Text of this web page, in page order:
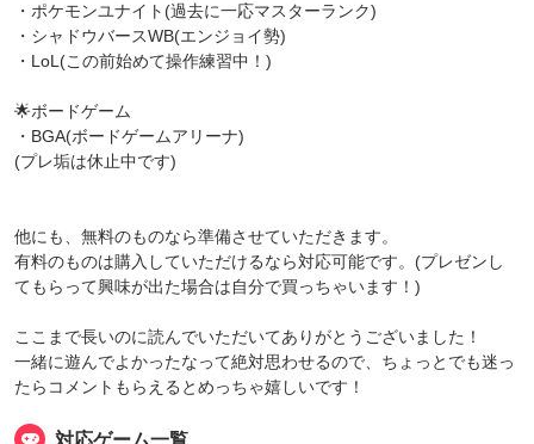
・ポケモンユナイト(過去に一応マスターランク)
・シャドウバースWB(エンジョイ勢)
・LoL(この前始めて操作練習中！)
🌟ボードゲーム
・BGA(ボードゲームアリーナ)
(プレ垢は休止中です)
他にも、無料のものなら準備させていただきます。
有料のものは購入していただけるなら対応可能です。(プレゼンし
てもらって興味が出た場合は自分で買っちゃいます！)
ここまで長いのに読んでいただいてありがとうございました！
一緒に遊んでよかったなって絶対思わせるので、ちょっとでも迷っ
たらコメントもらえるとめっちゃ嬉しいです！
対応ゲーム一覧